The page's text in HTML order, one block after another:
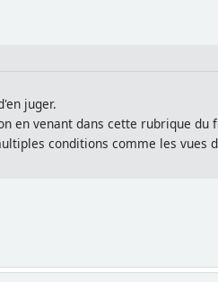
juger.
en venant dans cette rubrique du
conditions comme les vues